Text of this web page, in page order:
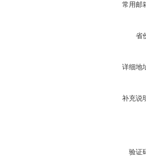
常用邮
省
详细地
补充说
验证